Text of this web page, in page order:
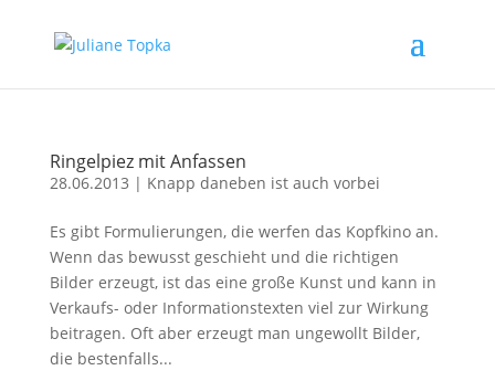
Ringelpiez mit Anfassen
28.06.2013 | Knapp daneben ist auch vorbei
Es gibt Formulierungen, die werfen das Kopfkino an.
Wenn das bewusst geschieht und die richtigen
Bilder erzeugt, ist das eine große Kunst und kann in
Verkaufs- oder Informationstexten viel zur Wirkung
beitragen. Oft aber erzeugt man ungewollt Bilder,
die bestenfalls...